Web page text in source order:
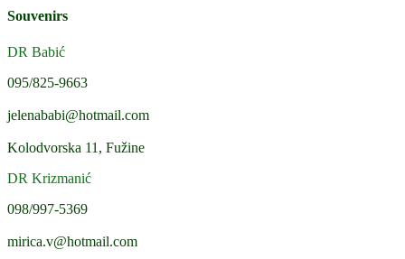
Souvenirs
DR Babić
095/825-9663
jelenababi@hotmail.com
Kolodvorska 11, Fužine
DR Krizmanić
098/997-5369
mirica.v@hotmail.com